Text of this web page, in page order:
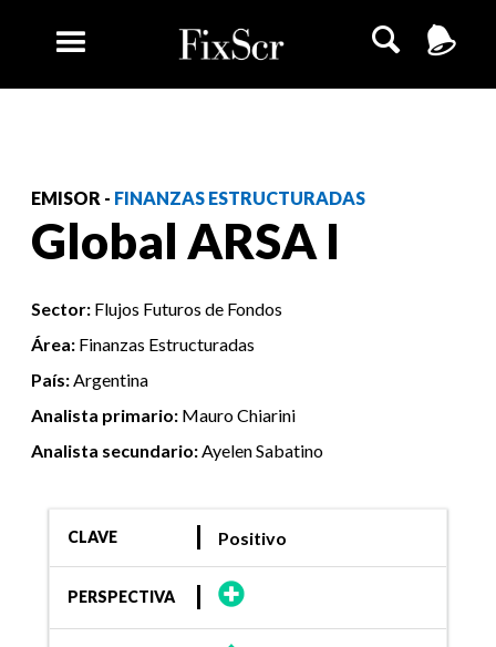
EMISOR - FINANZAS ESTRUCTURADAS
Global ARSA I
Sector: Flujos Futuros de Fondos
Área: Finanzas Estructuradas
País:Argentina
Analista primario: Mauro Chiarini
Analista secundario:Ayelen Sabatino
CLAVE Positivo
PERSPECTIVA